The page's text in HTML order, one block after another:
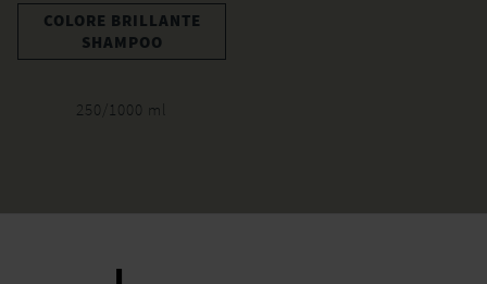
COLORE BRILLANTE
SHAMPOO
250/1000 ml